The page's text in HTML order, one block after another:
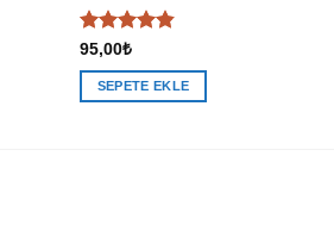
5 üzerinden
4.83oy
aldı
95,00₺
SEPETE EKLE